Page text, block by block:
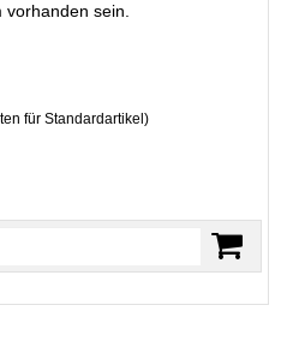
sein.
für Standardartikel )